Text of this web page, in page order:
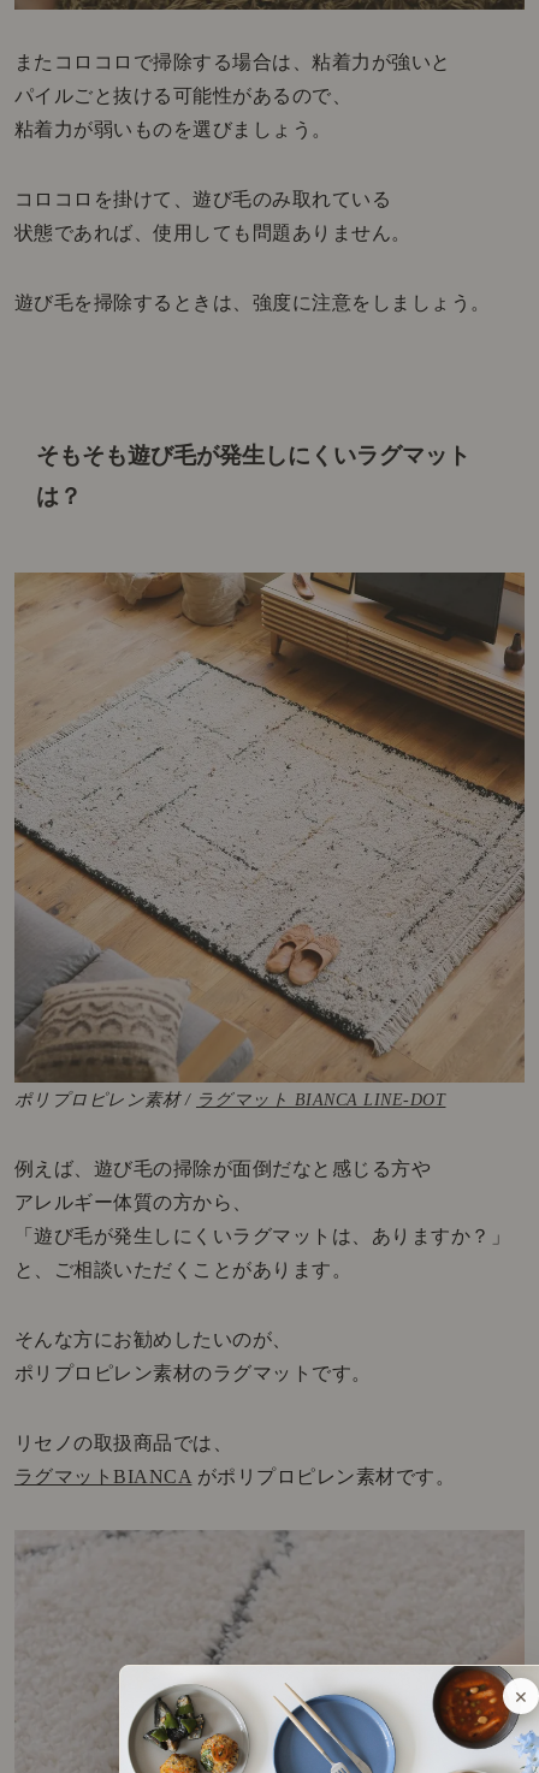
またコロコロで掃除する場合は、粘着力が強いと
パイルごと抜ける可能性があるので、
粘着力が弱いものを選びましょう。
コロコロを掛けて、遊び毛のみ取れている
状態であれば、使用しても問題ありません。
遊び毛を掃除するときは、強度に注意をしましょう。
そもそも遊び毛が発生しにくいラグマット
は？
ポリプロピレン素材 / ラグマット BIANCA LINE-DOT
例えば、遊び毛の掃除が面倒だなと感じる方や
アレルギー体質の方から、
「遊び毛が発生しにくいラグマットは、ありますか？」
と、ご相談いただくことがあります。
そんな方にお勧めしたいのが、
ポリプロピレン素材のラグマットです。
リセノの取扱商品では、
ラグマットBIANCA がポリプロピレン素材です。
×